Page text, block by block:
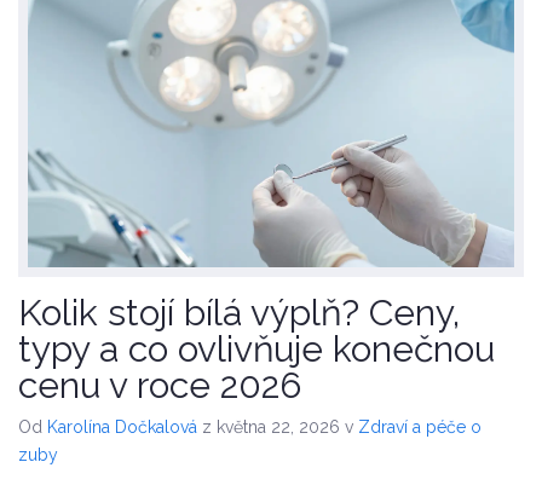
Kolik stojí bílá výplň? Ceny,
typy a co ovlivňuje konečnou
cenu v roce 2026
Od Karolína Dočkalová z května 22, 2026 v Zdraví a péče o
zuby